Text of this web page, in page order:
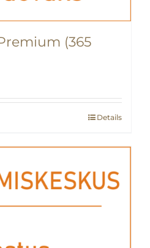
(365
Details